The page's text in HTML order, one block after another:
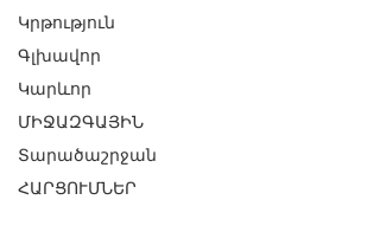
Կրթություն
Գլխավոր
Կարևոր
ՄԻՋԱԶԳԱՅԻՆ
Տարածաշրջան
ՀԱՐՑՈՒՄՆԵՐ